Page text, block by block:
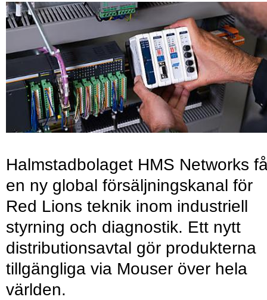
Halmstadbolaget HMS Networks
en ny global försäljningskanal för
Red Lions teknik inom industriell
styrning och diagnostik. Ett nytt
distributionsavtal gör produkterna
tillgängliga via Mouser över hela
världen.